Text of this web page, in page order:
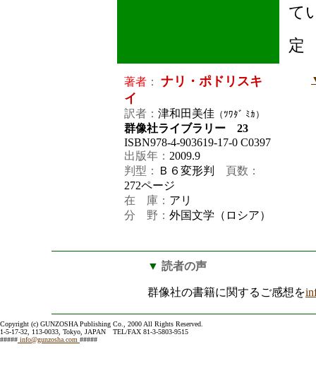
て
定
著者 ：
ナリ・ポドリスキ
イ
訳者： 津和田美佳 （ﾂﾜﾀﾞ ﾐｶ）
群像社ライブラリー 23
ISBN978-4-903619-17-0 C0397
出版年： 2009.9
判型：
Ｂ６変形判 頁数：
272ページ
在 庫： アリ
分 野： 外国文学（ロシア）
▼ 読者の声
群像社の書籍に関するご感想を
Copyright (c) GUNZOSHA Publishing Co., 2000 All Rights Reserved.
1-5-17-32, 113-0033, Tokyo, JAPAN TEL/FAX 81-3-5803-9515
##### info@gunzosha.com #####